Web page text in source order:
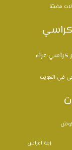
مضيئة
كراسي
كراسي عزاء
في الكويت
كوش
زينة اعراس